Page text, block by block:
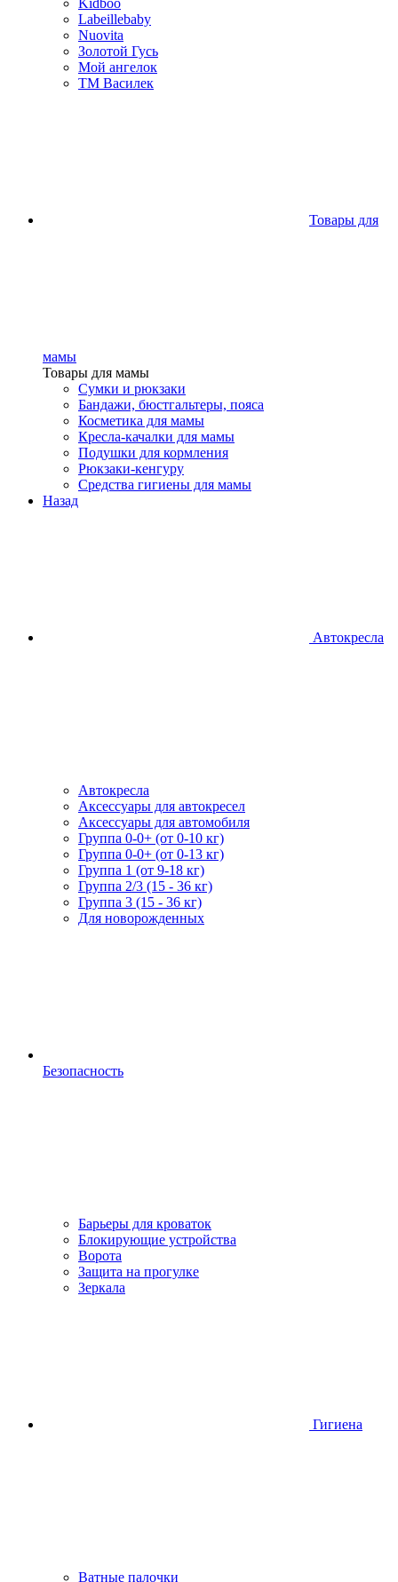
Kidboo
Labeillebaby
Nuovita
Золотой Гусь
Мой ангелок
ТМ Василек
Товары для
мамы
Товары для мамы
Сумки и рюкзаки
Бандажи, бюстгальтеры, пояса
Косметика для мамы
Кресла-качалки для мамы
Подушки для кормления
Рюкзаки-кенгуру
Средства гигиены для мамы
Назад
Автокресла
Автокресла
Аксессуары для автокресел
Аксессуары для автомобиля
Группа 0-0+ (от 0-10 кг)
Группа 0-0+ (от 0-13 кг)
Группа 1 (от 9-18 кг)
Группа 2/3 (15 - 36 кг)
Группа 3 (15 - 36 кг)
Для новорожденных
Безопасность
Барьеры для кроваток
Блокирующие устройства
Ворота
Защита на прогулке
Зеркала
Гигиена
Ватные палочки